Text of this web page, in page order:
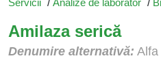
Servicii /Analize de laborator /
Amilaza serică
Denumire alternativă: Alfa